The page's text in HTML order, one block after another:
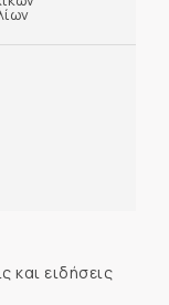
και ειδήσεις